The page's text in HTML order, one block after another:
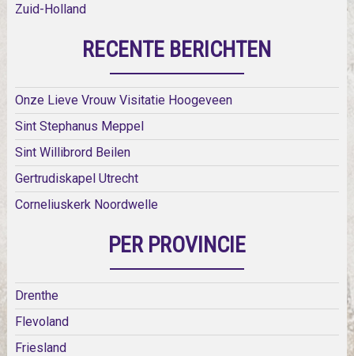
Zuid-Holland
RECENTE BERICHTEN
Onze Lieve Vrouw Visitatie Hoogeveen
Sint Stephanus Meppel
Sint Willibrord Beilen
Gertrudiskapel Utrecht
Corneliuskerk Noordwelle
PER PROVINCIE
Drenthe
Flevoland
Friesland